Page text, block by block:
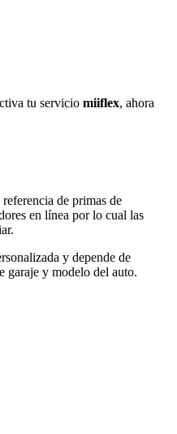
tu servicio miiflex, ahora
de primas de
en línea por lo cual las
y depende de
garaje y modelo del auto.